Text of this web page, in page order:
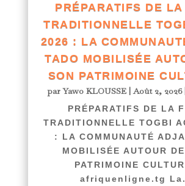
PRÉPARATIFS DE LA
TRADITIONNELLE
2026 : LA
TADO MOBILISÉE
SON PATRIMOINE
parYawo KLOUSSE|Août 2, 2026
PRÉPARATIFS DE LA
TRADITIONNELLE TOGBI
: LA COMMUNAUTÉ
MOBILISÉE AUTOUR
PATRIMOINE
afriquenligne.tg